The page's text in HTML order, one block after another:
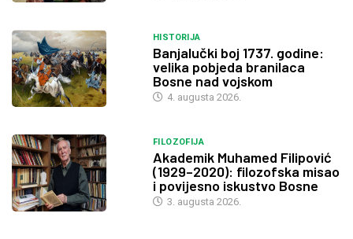
HISTORIJA
Banjalučki boj 1737. godine:
velika pobjeda branilaca
Bosne nad vojskom
4. augusta 2026.
FILOZOFIJA
Akademik Muhamed Filipović
(1929–2020): filozofska misao
i povijesno iskustvo Bosne
3. augusta 2026.